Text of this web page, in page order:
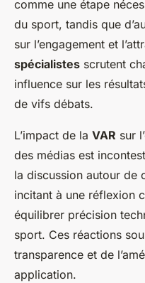
comme une étape
du sport, tandis que
sur l’engagement et
spécialistes scrutent
influence sur les
de vifs débats.
L’impact de la VAR sur
des médias est
la discussion autour de
incitant à une réflexion
équilibrer précision
sport. Ces réactions
transparence et de
application.